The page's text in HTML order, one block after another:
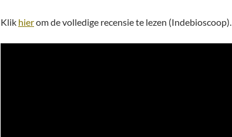
Klik hierom de volledige recensie te lezen (Indebioscoop).